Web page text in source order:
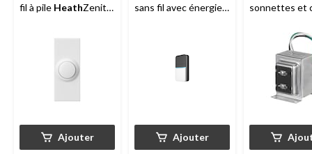
fil à pile HeathZenith,
Ajouter
sans fil avec énergie
Ajouter
sonnettes et